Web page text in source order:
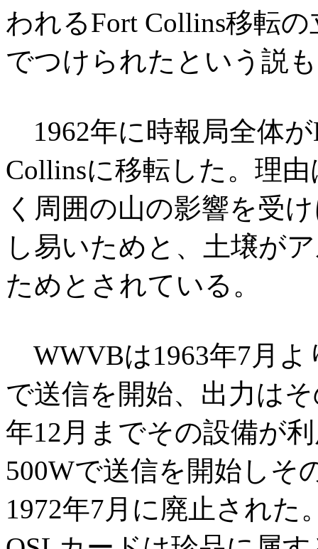
われるFort Collins移転
でつけられたという説
1962年に時報局全体が
Collinsに移転した。理
く周囲の山の影響を受
し易いためと、土壌が
ためとされている。
WWVBは1963年7月よ
で送信を開始、出力は
年12月までその設備が
500Wで送信を開始しそ
1972年7月に廃止され